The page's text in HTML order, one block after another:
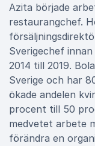
Azita började
restaurangchef.
Sverigechef
2014 till 2019.
Sverige och har
ökade andelen
procent till 50
medvetet arbete
förändra en